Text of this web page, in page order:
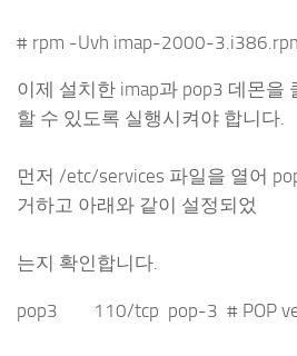
# rpm -Uvh imap-2000-
이제 설치한 imap과 pop3 데몬을
할 수 있도록 실행시켜야 합니다.
먼저 /etc/services 파일을 열어
거하고 아래와 같이 설정되었
는지 확인합니다.
pop3 110/tcp pop-3 # POP